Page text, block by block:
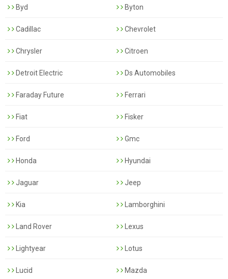
Byd Byton
Cadillac Chevrolet
Chrysler Citroen
Detroit Electric Ds Automobiles
Faraday Future Ferrari
Fiat Fisker
Ford Gmc
Honda Hyundai
Jaguar Jeep
Kia Lamborghini
Land Rover Lexus
Lightyear Lotus
Lucid Mazda